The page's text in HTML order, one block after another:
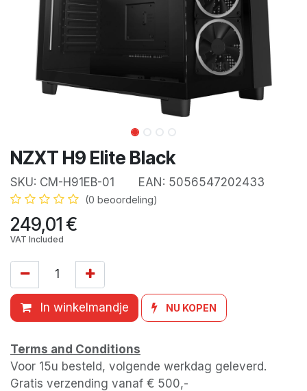
NZXT H9 Elite Black
SKU: CM-H91EB-01 EAN: 5056547202433
(0 beoordeling)
249,01€
VAT Included
In winkelmandje NU KOPEN
Terms and Conditions
Voor 15u besteld, volgende werkdag geleverd.
Gratis verzending vanaf € 500,-